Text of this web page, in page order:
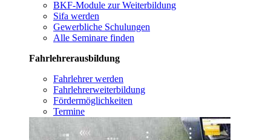
BKF-Module zur Weiterbildung
Sifa werden
Gewerbliche Schulungen
Alle Seminare finden
Fahrlehrerausbildung
Fahrlehrer werden
Fahrlehrerweiterbildung
Fördermöglichkeiten
Termine